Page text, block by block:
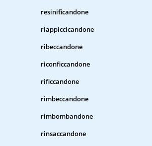
resinificandone
riappiccicandone
ribeccandone
riconficcandone
rificcandone
rimbeccandone
rimbombandone
rinsaccandone